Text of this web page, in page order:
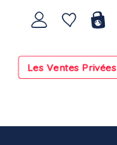
Les Ventes Privées